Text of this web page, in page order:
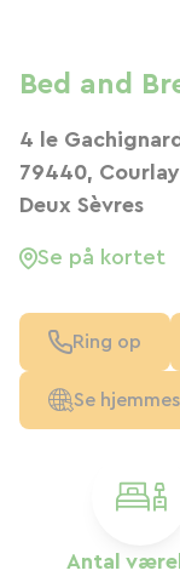
Antal
Bed and
4 le Gachignard
79440, Courlay
Deux Sèvres
Se på kortet
Ring op
Se